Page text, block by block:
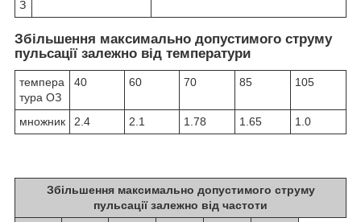
З
Збільшення максимально допустимого струму
пульсації залежно від температури
темпера
тура ОЗ
40 60 70 85 105
множник 2.4 2.1 1.78 1.65 1.0
Збільшення максимально допустимого струму
пульсації залежно від частоти